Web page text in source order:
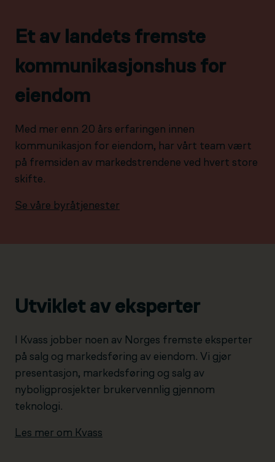
Et av landets fremste
kommunikasjonshus for
eiendom
Med mer enn 20 års erfaringen innen
kommunikasjon for eiendom, har vårt team vært
på fremsiden av markedstrendene ved hvert store
skifte.
Se våre byråtjenester
Utviklet av eksperter
I Kvass jobber noen av Norges fremste eksperter
på salg og markedsføring av eiendom. Vi gjør
presentasjon, markedsføring og salg av
nyboligprosjekter brukervennlig gjennom
teknologi.
Les mer om Kvass